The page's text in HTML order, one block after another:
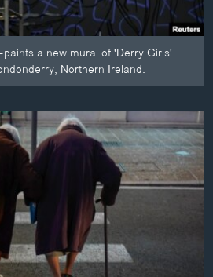
a new mural of 'Derry Girls'
Northern Ireland.